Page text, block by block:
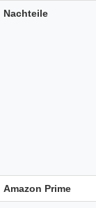
Nachteile
Amazon Prime